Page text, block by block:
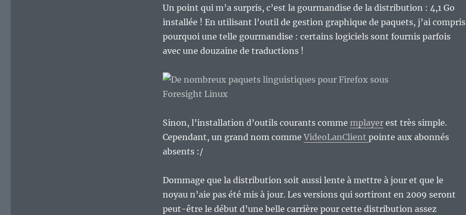
Un point qui m’a surpris, c’est la gourmandise de la distribution : 4,1 Go
installée ! En utilisant l’outil de gestion graphique de paquets, j’ai compris
pourquoi une telle gourmandise : certains logiciels sont fournis parfois
avec une douzaine de traductions !
Sinon, l’installation d’outils courants comme mplayerest très simple.
Cependant, un grand nom commeVideoLanClient pointe aux abonnés
absents :/
Dommage que la distribution soit aussi lente à mettre à jour et que le
noyau n’aie pas été mis à jour. Les versions qui sortiront en 2009 seront
peut-être le début d’une belle carrière pour cette distribution assez